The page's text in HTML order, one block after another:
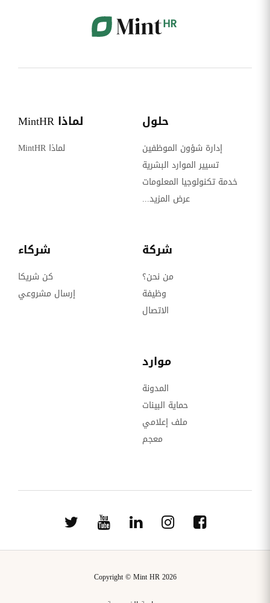
حلول
إدارة شؤون الموظفين
تسيير الموارد البشرية
خدمة تكنولوجيا المعلومات
عرض المزيد...
لماذا MintHR
لماذا MintHR
شركة
من نحن؟
وظيفة
الاتصال
شركاء
كن شريكا
إرسال مشروعي
موارد
المدونة
حماية البينات
ملف إعلامي
معجم
Copyright © Mint HR 2026